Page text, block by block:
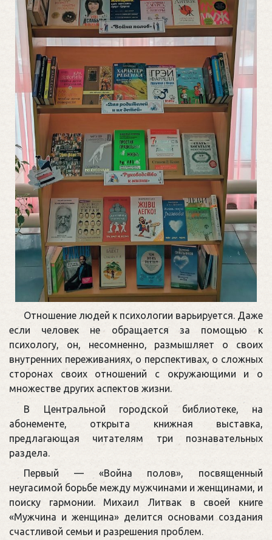
Отношение людей к психологии варьируется. Даже
если человек не обращается за помощью к
психологу, он, несомненно, размышляет о своих
внутренних переживаниях, о перспективах, о сложных
сторонах своих отношений с окружающими и о
множестве других аспектов жизни.
В Центральной городской библиотеке, на
абонементе, открыта книжная выставка,
предлагающая читателям три познавательных
раздела.
Первый — «Война полов», посвященный
неугасимой борьбе между мужчинами и женщинами, и
поиску гармонии. Михаил Литвак в своей книге
«Мужчина и женщина» делится основами создания
счастливой семьи и разрешения проблем.